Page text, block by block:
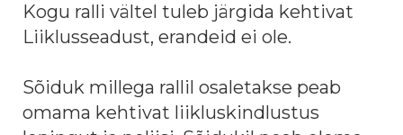
Kogu ralli vältel tuleb järgida kehtivat
Liiklusseadust, erandeid ei ole.
Sõiduk millega rallil osaletakse peab
omama kehtivat liikluskindlustus